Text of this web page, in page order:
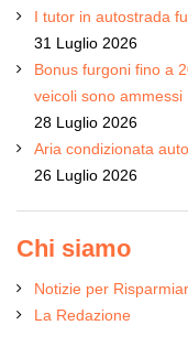
I tutor in autostrada
31 Luglio 2026
Bonus furgoni fino a
veicoli sono ammessi
28 Luglio 2026
Aria condizionata
26 Luglio 2026
Chi siamo
Notizie per
La Redazione